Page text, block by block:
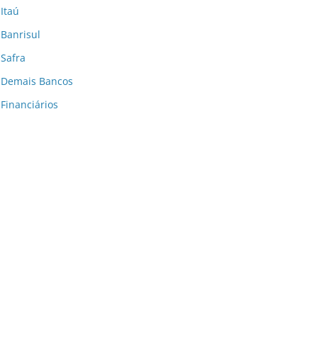
Itaú
Banrisul
Safra
Demais Bancos
Financiários